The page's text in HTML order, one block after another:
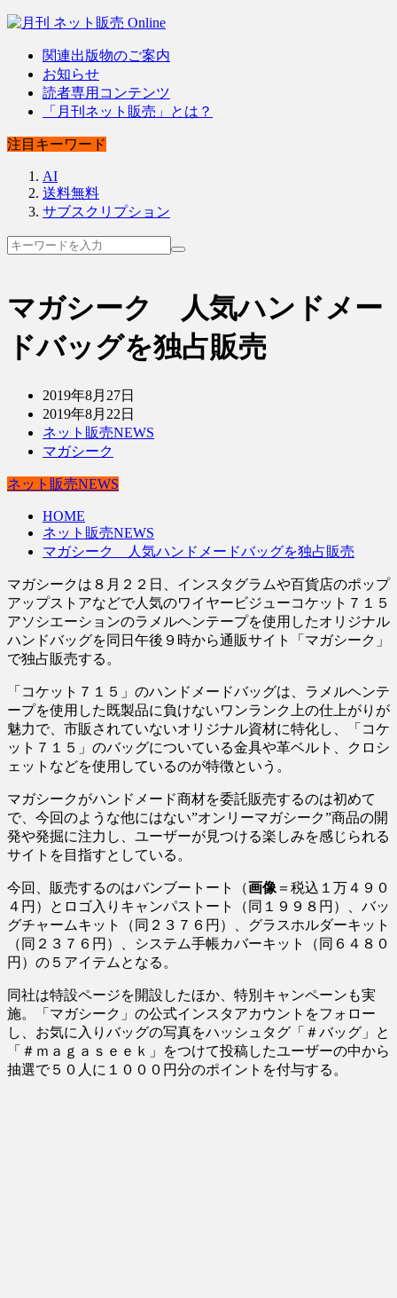
関連出版物のご案内
お知らせ
読者専用コンテンツ
「月刊ネット販売」とは？
注目キーワード
AI
送料無料
サブスクリプション
マガシーク 人気ハンドメー
ドバッグを独占販売
2019年8月27日
2019年8月22日
ネット販売NEWS
マガシーク
ネット販売NEWS
HOME
ネット販売NEWS
マガシーク 人気ハンドメードバッグを独占販売
マガシークは８月２２日、インスタグラムや百貨店のポップ
アップストアなどで人気のワイヤービジューコケット７１５
アソシエーションのラメルヘンテープを使用したオリジナル
ハンドバッグを同日午後９時から通販サイト「マガシーク」
で独占販売する。
「コケット７１５」のハンドメードバッグは、ラメルヘンテ
ープを使用した既製品に負けないワンランク上の仕上がりが
魅力で、市販されていないオリジナル資材に特化し、「コケ
ット７１５」のバッグについている金具や革ベルト、クロシ
ェットなどを使用しているのが特徴という。
マガシークがハンドメード商材を委託販売するのは初めて
で、今回のような他にはない”オンリーマガシーク”商品の開
発や発掘に注力し、ユーザーが見つける楽しみを感じられる
サイトを目指すとしている。
今回、販売するのはバンブートート（画像 ＝税込１万４９０
４円）とロゴ入りキャンパストート（同１９９８円）、バッ
グチャームキット（同２３７６円）、グラスホルダーキット
（同２３７６円）、システム手帳カバーキット（同６４８０
円）の５アイテムとなる。
同社は特設ページを開設したほか、特別キャンペーンも実
施。「マガシーク」の公式インスタアカウントをフォロー
し、お気に入りバッグの写真をハッシュタグ「＃バッグ」と
「＃ｍａｇａｓｅｅｋ」をつけて投稿したユーザーの中から
抽選で５０人に１０００円分のポイントを付与する。